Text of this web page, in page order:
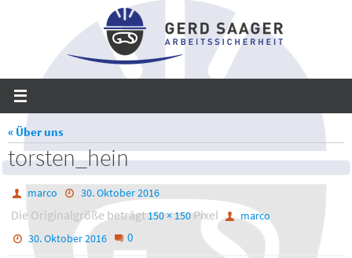
« Über uns
torsten_hein
marco 30. Oktober 2016
Die Originalgröße beträgt150 × 150Pixel
marco
30. Oktober 2016
0